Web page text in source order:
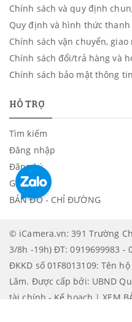
Chính sách và quy định
Quy định và hình thức thanh
Chính sách vận chuyển, giao
Chính sách đổi/trả hàng và
Chính sách bảo mật thông tin
HỖ TRỢ
Tìm kiếm
Đăng nhập
Đăng ký
Giỏ hàng
BẢN ĐỒ - CHỈ ĐƯỜNG
© iCamera.vn: 391 Trường
3/8h -19h) ĐT: 0919699983 -
ĐKKD số 01F8013109: Tên
Lâm. Được cấp bởi: UBND
tài chính - Kế hoạch | XEM